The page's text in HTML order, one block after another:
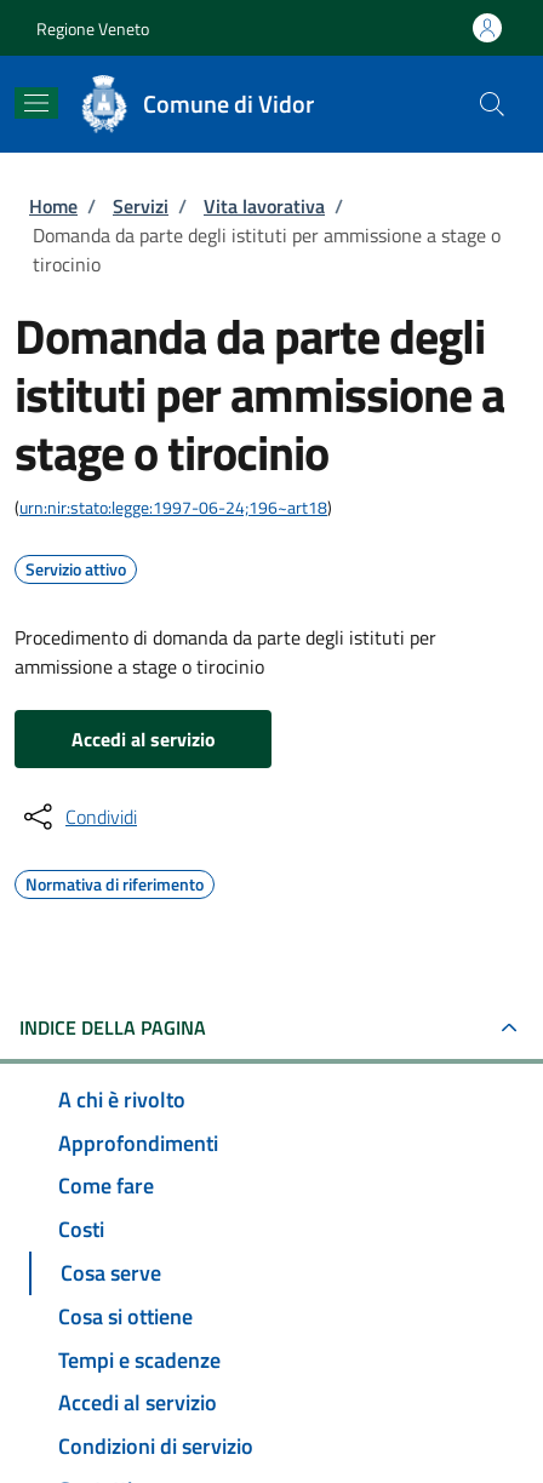
Regione Veneto
Comune di Vidor
Briciole di pane
Home / Servizi / Vita lavorativa /
Domanda da parte degli istituti per ammissione a stage o
tirocinio
Domanda da parte degli
istituti per ammissione a
stage o tirocinio
(urn:nir:stato:legge:1997-06-24;196~art18)
Servizio attivo
Procedimento di domanda da parte degli istituti per
ammissione a stage o tirocinio
Accedi al servizio
Condividi
Normativa di riferimento
INDICE DELLA PAGINA
A chi è rivolto
Approfondimenti
Come fare
Costi
Cosa serve
Cosa si ottiene
Tempi e scadenze
Accedi al servizio
Condizioni di servizio